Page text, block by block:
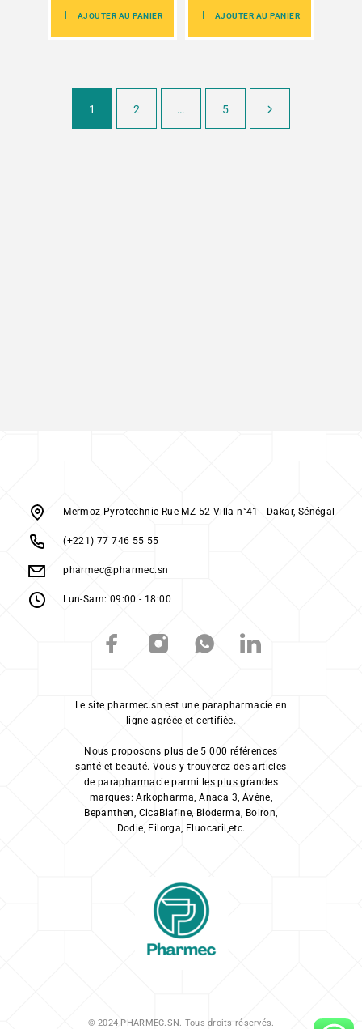
AJOUTER AU PANIER AJOUTER AU PANIER
1 2 … 5
Mermoz Pyrotechnie Rue MZ 52 Villa n°41 - Dakar, Sénégal
(+221) 77 746 55 55
pharmec@pharmec.sn
Lun-Sam: 09:00 - 18:00
Le site pharmec.sn est une parapharmacie en
ligne agréée et certifiée.
Nous proposons plus de 5 000 références
santé et beauté. Vous y trouverez des articles
de parapharmacie parmi les plus grandes
marques: Arkopharma, Anaca 3, Avène,
Bepanthen, CicaBiafine, Bioderma, Boiron,
Dodie, Filorga, Fluocaril,etc.
© 2024 PHARMEC.SN. Tous droits réservés.